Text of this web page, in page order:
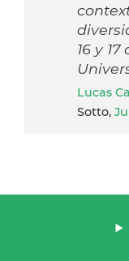
16 y
Lucas
Sotto,